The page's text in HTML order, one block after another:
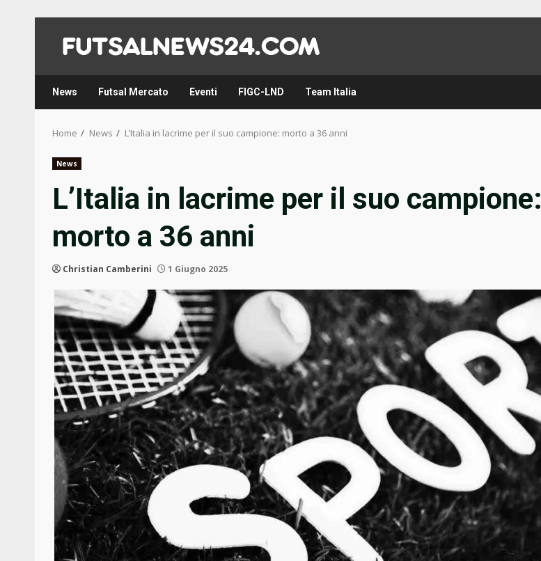
content
News Futsal Mercato Eventi FIGC-LND Team Italia
Home News L’Italia in lacrime per il suo campione: morto a 36 anni
News
L’Italia in lacrime per il suo campione:
morto a 36 anni
Christian Camberini 1 Giugno 2025